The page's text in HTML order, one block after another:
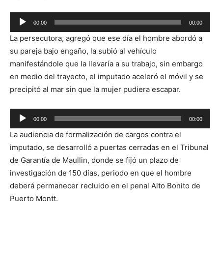
Reproductor
de
audio
00:00 00:00
La persecutora, agregó que ese día el hombre abordó a
su pareja bajo engaño, la subió al vehículo
manifestándole que la llevaría a su trabajo, sin embargo
en medio del trayecto, el imputado aceleró el móvil y se
precipitó al mar sin que la mujer pudiera escapar.
Reproductor
de
audio
00:00 00:00
La audiencia de formalización de cargos contra el
imputado, se desarrolló a puertas cerradas en el Tribunal
de Garantía de Maullin, donde se fijó un plazo de
investigación de 150 días, periodo en que el hombre
deberá permanecer recluido en el penal Alto Bonito de
Puerto Montt.